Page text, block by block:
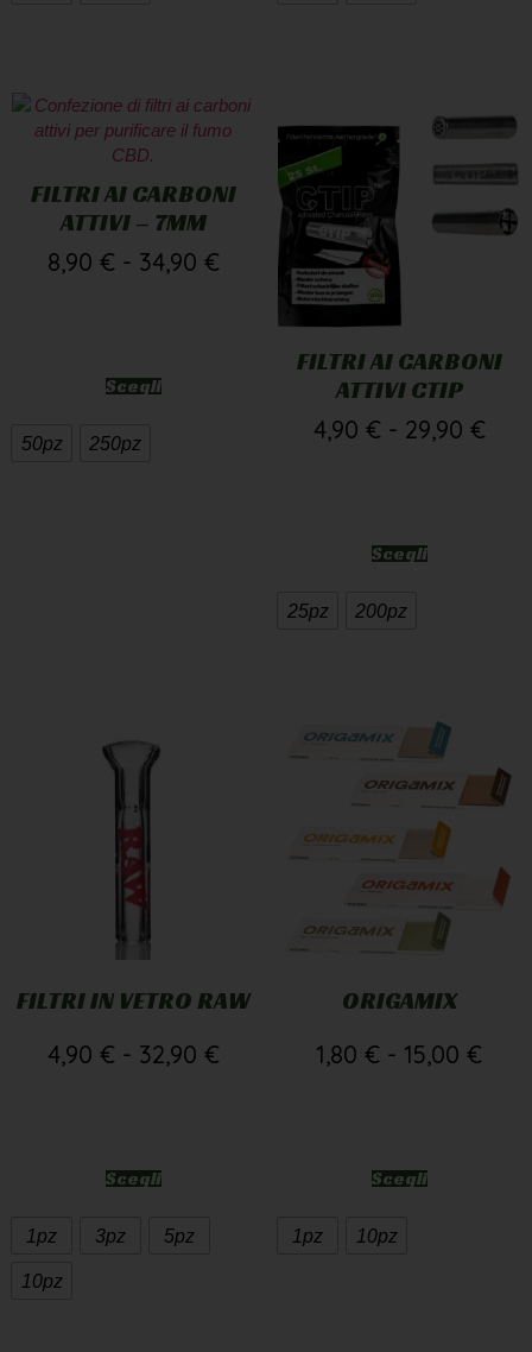
FILTRI AI CARBONI
ATTIVI – 7MM
8,90 € - 34,90 €
Scegli
50pz 250pz
FILTRI AI CARBONI
ATTIVI CTIP
4,90 € - 29,90 €
Scegli
25pz 200pz
FILTRI IN VETRO RAW
4,90 € - 32,90 €
Scegli
1pz 3pz 5pz
10pz
ORIGAMIX
1,80 € - 15,00 €
Scegli
1pz 10pz